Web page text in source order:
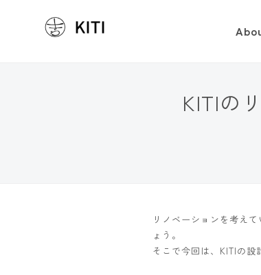
KITIの
リノベーションを考え
ょう。
そこで今回は、KITIの設